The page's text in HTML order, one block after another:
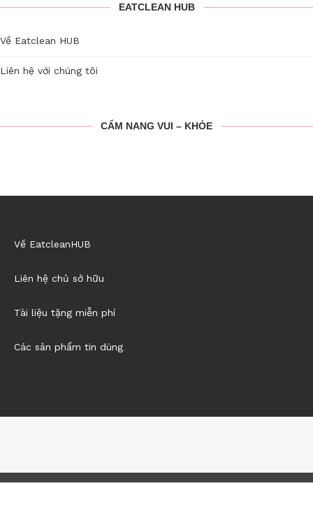
EATCLEAN HUB
Về Eatclean HUB
Liên hệ với chúng tôi
CẨM NANG VUI – KHỎE
Về EatcleanHUB
Liên hệ chủ sở hữu
Tài liệu tặng miễn phí
Các sản phẩm tin dùng